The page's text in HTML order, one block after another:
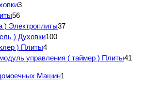
3
56
) Электроплиты37
) Духовки100
) Плиты4
управления ( таймер ) Плиты41
Машин1